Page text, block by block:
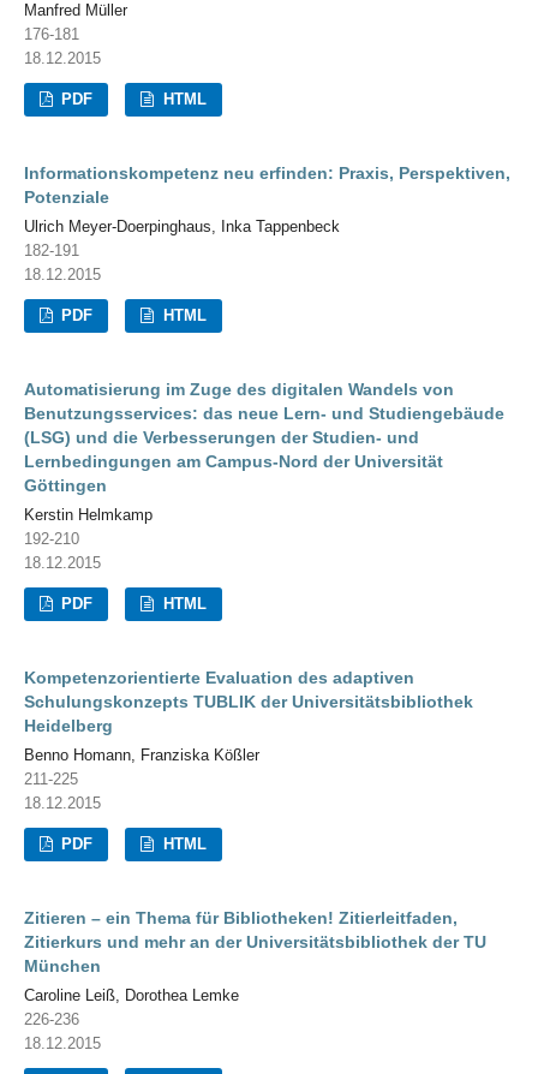
Manfred Müller
176-181
18.12.2015
PDF HTML
Informationskompetenz neu erfinden: Praxis, Perspektiven,
Potenziale
Ulrich Meyer-Doerpinghaus, Inka Tappenbeck
182-191
18.12.2015
PDF HTML
Automatisierung im Zuge des digitalen Wandels von
Benutzungsservices: das neue Lern- und Studiengebäude
(LSG) und die Verbesserungen der Studien- und
Lernbedingungen am Campus-Nord der Universität
Göttingen
Kerstin Helmkamp
192-210
18.12.2015
PDF HTML
Kompetenzorientierte Evaluation des adaptiven
Schulungskonzepts TUBLIK der Universitätsbibliothek
Heidelberg
Benno Homann, Franziska Kößler
211-225
18.12.2015
PDF HTML
Zitieren – ein Thema für Bibliotheken! Zitierleitfaden,
Zitierkurs und mehr an der Universitätsbibliothek der TU
München
Caroline Leiß, Dorothea Lemke
226-236
18.12.2015